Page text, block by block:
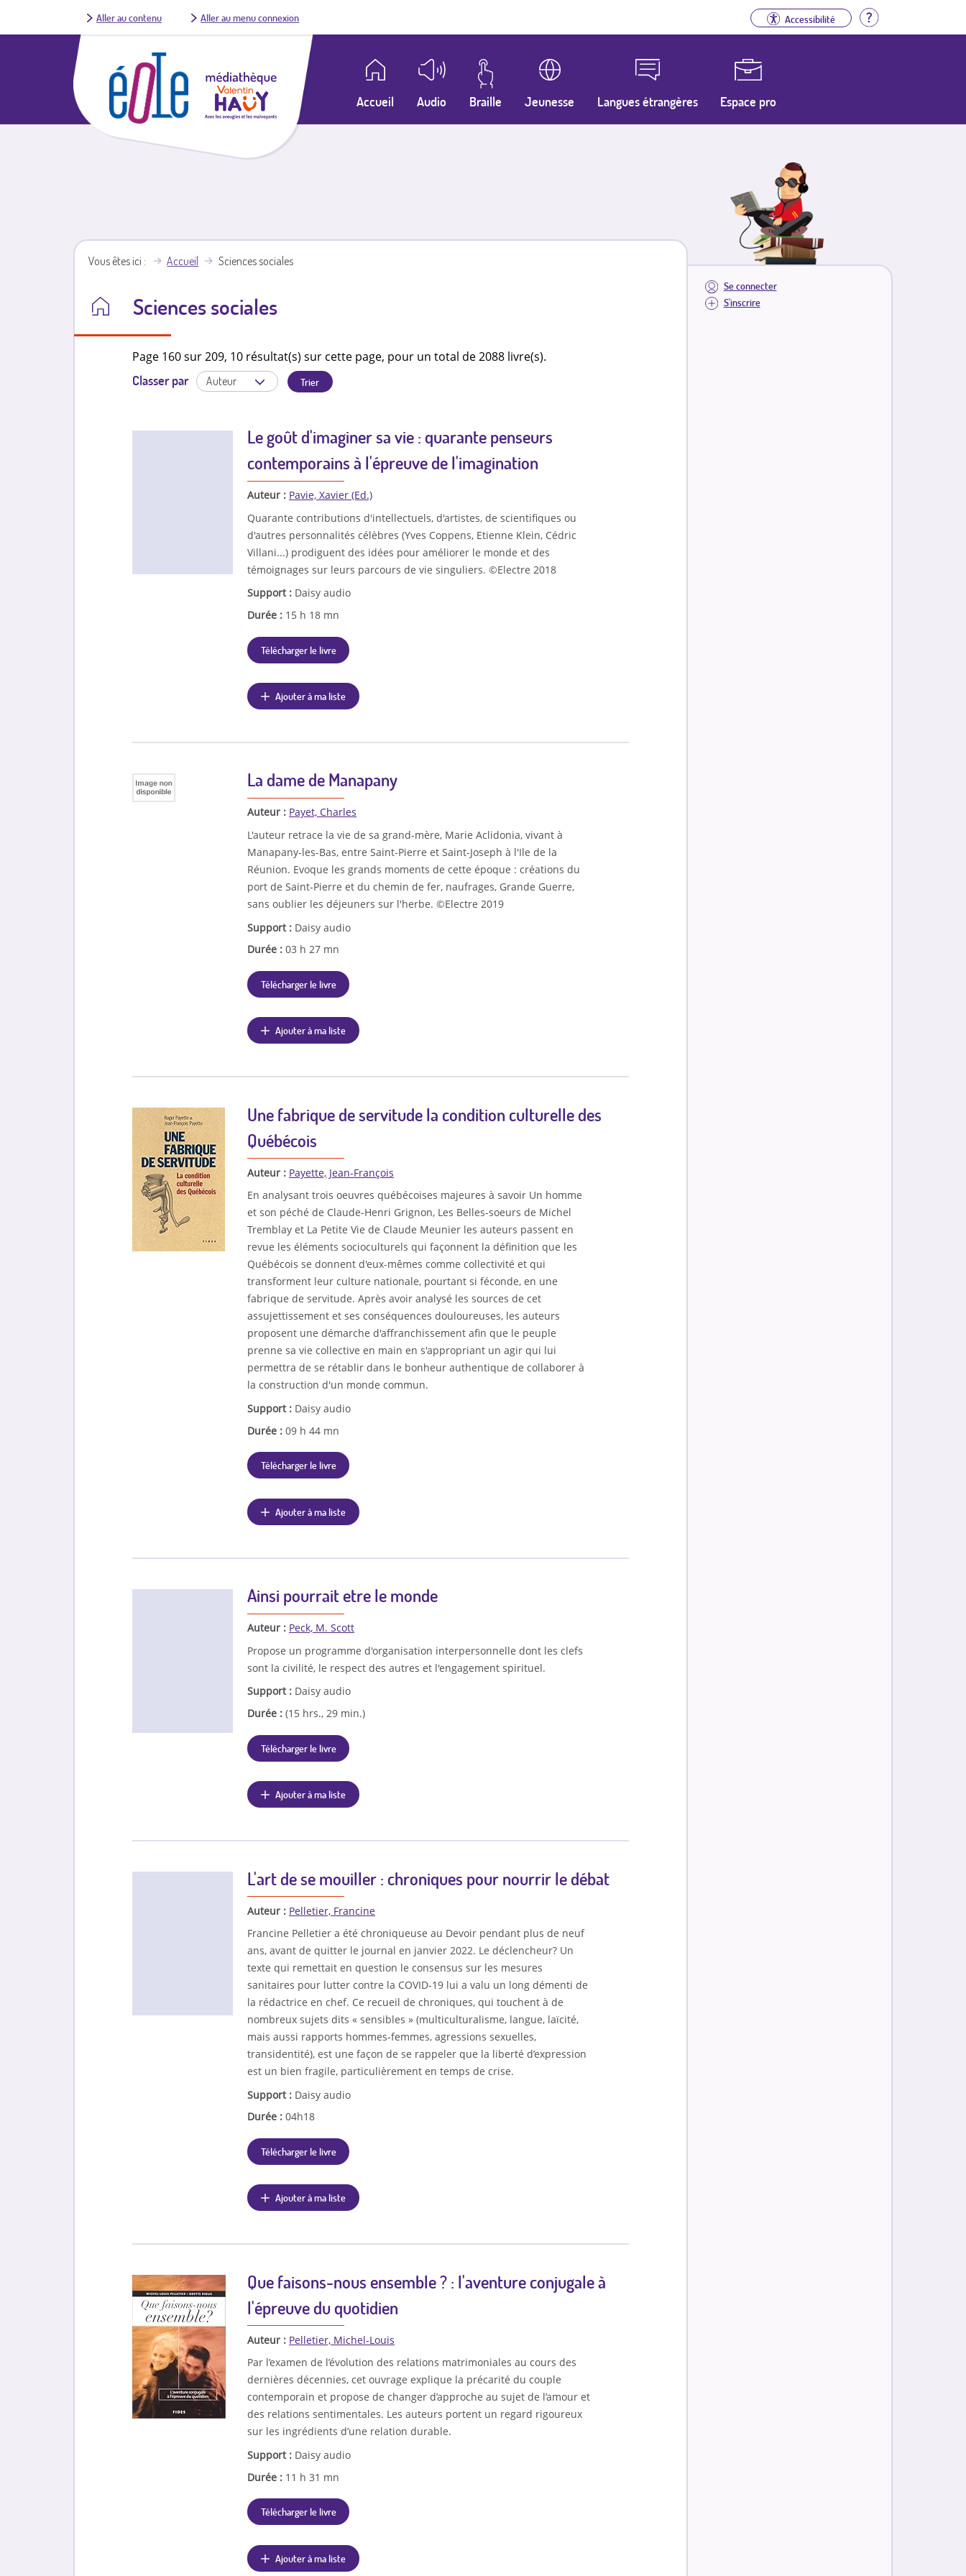
Aller au contenu Aller au menu connexion Accessibilité Aide
Accueil Audio Braille Jeunesse Langues étrangères Espace pro
Se connecter
S'inscrire
Vous êtes ici Accueil Sciences sociales
Sciences sociales
Page 160 sur 209, 10 résultat(s) sur cette page, pour un total de 2088 livre(s).
Classer par
Le goût d'imaginer sa vie : quarante penseurs
contemporains à l'épreuve de l'imagination
Auteur : Pavie, Xavier (Ed.)
Quarante contributions d'intellectuels, d'artistes, de scientifiques ou
d'autres personnalités célèbres (Yves Coppens, Etienne Klein, Cédric
Villani...) prodiguent des idées pour améliorer le monde et des
témoignages sur leurs parcours de vie singuliers. ©Electre 2018
Support : Daisy audio
Durée : 15 h 18 mn
Télécharger le livre
Ajouter à ma liste
La dame de Manapany
Auteur : Payet, Charles
L'auteur retrace la vie de sa grand-mère, Marie Aclidonia, vivant à
Manapany-les-Bas, entre Saint-Pierre et Saint-Joseph à l'Ile de la
Réunion. Evoque les grands moments de cette époque : créations du
port de Saint-Pierre et du chemin de fer, naufrages, Grande Guerre,
sans oublier les déjeuners sur l'herbe. ©Electre 2019
Support : Daisy audio
Durée : 03 h 27 mn
Télécharger le livre
Ajouter à ma liste
Une fabrique de servitude la condition culturelle des
Québécois
Auteur : Payette, Jean-François
En analysant trois oeuvres québécoises majeures à savoir Un homme
et son péché de Claude-Henri Grignon, Les Belles-soeurs de Michel
Tremblay et La Petite Vie de Claude Meunier les auteurs passent en
revue les éléments socioculturels qui façonnent la définition que les
Québécois se donnent d'eux-mêmes comme collectivité et qui
transforment leur culture nationale, pourtant si féconde, en une
fabrique de servitude. Après avoir analysé les sources de cet
assujettissement et ses conséquences douloureuses, les auteurs
proposent une démarche d'affranchissement afin que le peuple
prenne sa vie collective en main en s'appropriant un agir qui lui
permettra de se rétablir dans le bonheur authentique de collaborer à
la construction d'un monde commun.
Support : Daisy audio
Durée : 09 h 44 mn
Télécharger le livre
Ajouter à ma liste
Ainsi pourrait etre le monde
Auteur : Peck, M. Scott
Propose un programme d'organisation interpersonnelle dont les clefs
sont la civilité, le respect des autres et l'engagement spirituel.
Support : Daisy audio
Durée : (15 hrs., 29 min.)
Télécharger le livre
Ajouter à ma liste
L'art de se mouiller : chroniques pour nourrir le débat
Auteur : Pelletier, Francine
Francine Pelletier a été chroniqueuse au Devoir pendant plus de neuf
ans, avant de quitter le journal en janvier 2022. Le déclencheur? Un
texte qui remettait en question le consensus sur les mesures
sanitaires pour lutter contre la COVID-19 lui a valu un long démenti de
la rédactrice en chef. Ce recueil de chroniques, qui touchent à de
nombreux sujets dits « sensibles » (multiculturalisme, langue, laïcité,
mais aussi rapports hommes-femmes, agressions sexuelles,
transidentité), est une façon de se rappeler que la liberté d’expression
est un bien fragile, particulièrement en temps de crise.
Support : Daisy audio
Durée : 04h18
Télécharger le livre
Ajouter à ma liste
Que faisons-nous ensemble ? : l'aventure conjugale à
l'épreuve du quotidien
Auteur : Pelletier, Michel-Louis
Par l’examen de l’évolution des relations matrimoniales au cours des
dernières décennies, cet ouvrage explique la précarité du couple
contemporain et propose de changer d’approche au sujet de l’amour et
des relations sentimentales. Les auteurs portent un regard rigoureux
sur les ingrédients d’une relation durable.
Support : Daisy audio
Durée : 11 h 31 mn
Télécharger le livre
Ajouter à ma liste